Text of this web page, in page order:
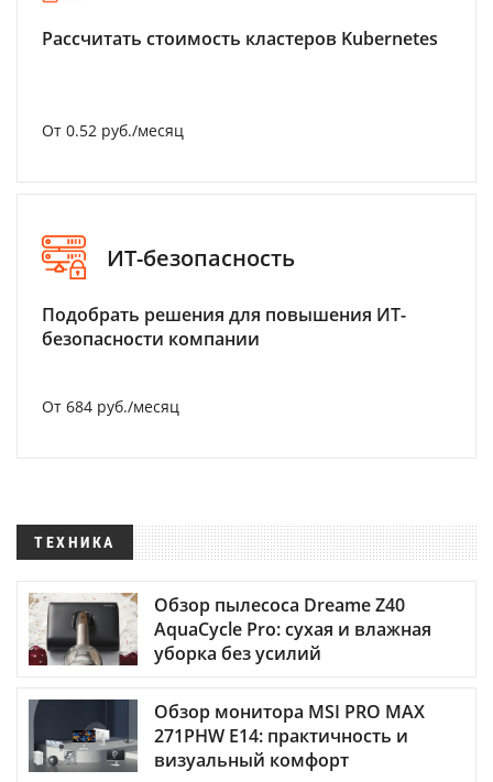
Рассчитать стоимость кластеров Kubernetes
От 0.52 руб./месяц
ИТ-безопасность
Подобрать решения для повышения ИТ-
безопасности компании
От 684 руб./месяц
ТЕХНИКА
Обзор пылесоса Dreame Z40
AquaCycle Pro: сухая и влажная
уборка без усилий
Обзор монитора MSI PRO MAX
271PHW E14: практичность и
визуальный комфорт